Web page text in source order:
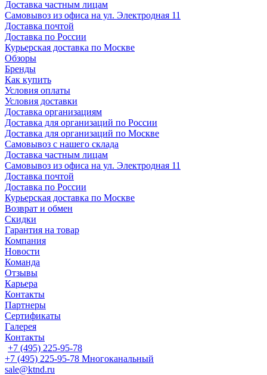
Доставка частным лицам
Самовывоз из офиса на ул. Электродная 11
Доставка почтой
Доставка по России
Курьерская доставка по Москве
Обзоры
Бренды
Как купить
Условия оплаты
Условия доставки
Доставка организациям
Доставка для организаций по России
Доставка для организаций по Москве
Самовывоз с нашего склада
Доставка частным лицам
Самовывоз из офиса на ул. Электродная 11
Доставка почтой
Доставка по России
Курьерская доставка по Москве
Возврат и обмен
Скидки
Гарантия на товар
Компания
Новости
Команда
Отзывы
Карьера
Контакты
Партнеры
Сертификаты
Галерея
Контакты
+7 (495) 225-95-78
+7 (495) 225-95-78 Многоканальный
sale@ktnd.ru